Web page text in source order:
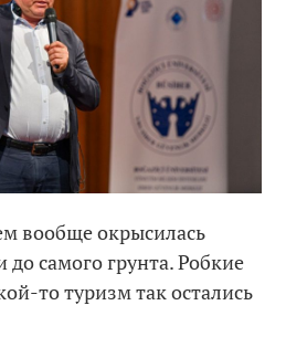
вообще окрысилась
самого грунта. Робкие
то туризм так остались